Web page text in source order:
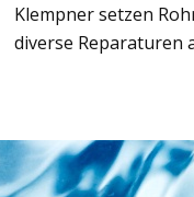
Klempner setzen
diverse Reparaturen